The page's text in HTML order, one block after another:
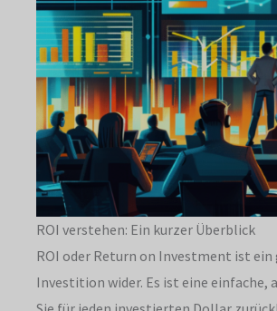
ROI verstehen: Ein kurzer Überblick
ROI oder Return on Investment ist
Investition wider. Es ist eine einfache,